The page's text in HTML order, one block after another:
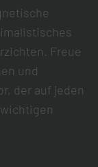
Freue
und
der auf jeden